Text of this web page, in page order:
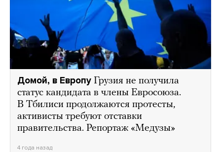
Домой, в Европу Грузия не получила
статус кандидата в члены Евросоюза.
В Тбилиси продолжаются протесты,
активисты требуют отставки
правительства. Репортаж «Медузы»
4 года назад